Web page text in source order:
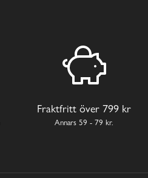
Fraktfritt över 799 kr
Annars 59 - 79 kr.